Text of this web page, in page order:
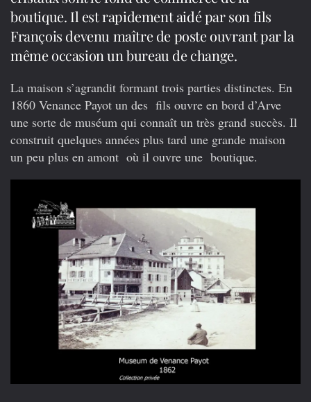
boutique. Il est rapidement aidé par son fils
François devenu maître de poste ouvrant par la
même occasion un bureau de change.
La maison s’agrandit formant trois parties distinctes. En
1860 Venance Payot un des fils ouvre en bord d’Arve
une sorte de muséum qui connaît un très grand succès. Il
construit quelques années plus tard une grande maison
un peu plus en amont où il ouvre une boutique.